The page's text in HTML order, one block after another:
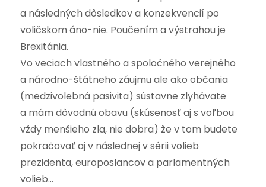
a následných dôsledkov a konzekvencií po
voličskom áno-nie. Poučením a výstrahou je
Brexitánia.
Vo veciach vlastného a spoločného verejného
a národno-štátneho záujmu ale ako občania
(medzivolebná pasivita) sústavne zlyhávate
a mám dôvodnú obavu (skúsenosť aj s voľbou
vždy menšieho zla, nie dobra) že v tom budete
pokračovať aj v následnej v sérii volieb
prezidenta, europoslancov a parlamentných
volieb…